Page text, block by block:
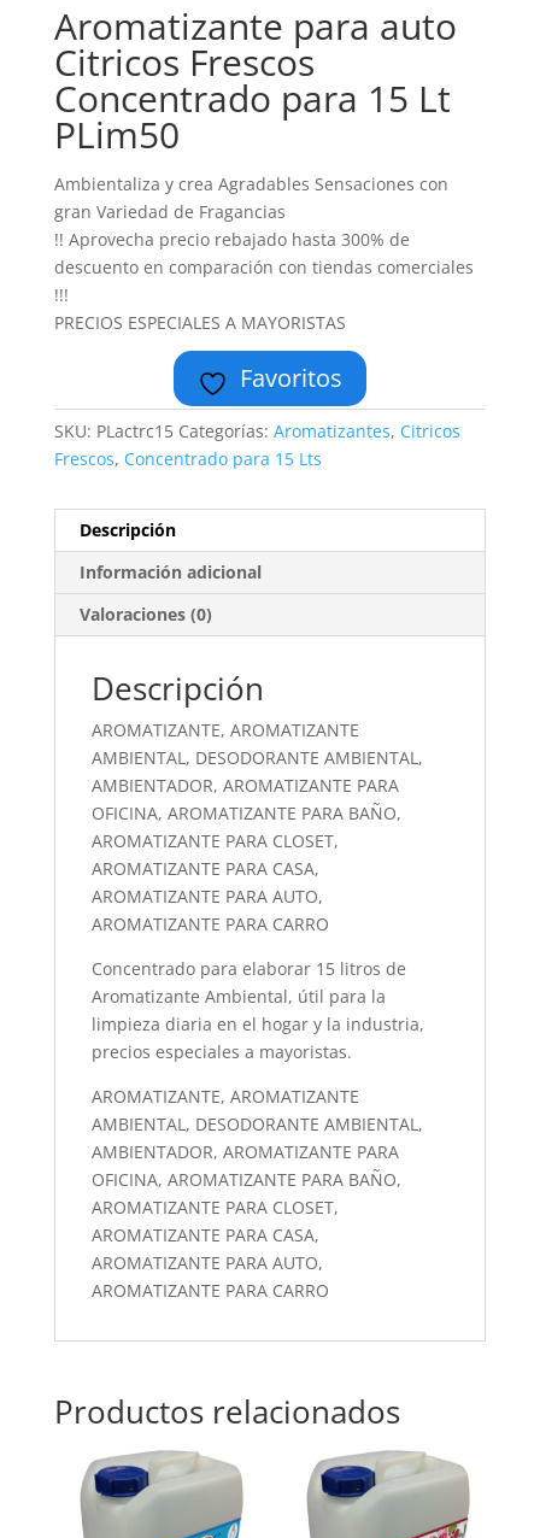
Aromatizante para auto
Citricos Frescos
Concentrado para 15 Lt
PLim50
Ambientaliza y crea Agradables Sensaciones con
gran Variedad de Fragancias
!! Aprovecha precio rebajado hasta 300% de
descuento en comparación con tiendas comerciales
!!!
PRECIOS ESPECIALES A MAYORISTAS
Favoritos
SKU: PLactrc15 Categorías: Aromatizantes, Citricos
Frescos, Concentrado para 15 Lts
Descripción
Información adicional
Valoraciones (0)
Descripción
AROMATIZANTE, AROMATIZANTE
AMBIENTAL, DESODORANTE AMBIENTAL,
AMBIENTADOR, AROMATIZANTE PARA
OFICINA, AROMATIZANTE PARA BAÑO,
AROMATIZANTE PARA CLOSET,
AROMATIZANTE PARA CASA,
AROMATIZANTE PARA AUTO,
AROMATIZANTE PARA CARRO
Concentrado para elaborar 15 litros de
Aromatizante Ambiental, útil para la
limpieza diaria en el hogar y la industria,
precios especiales a mayoristas.
AROMATIZANTE, AROMATIZANTE
AMBIENTAL, DESODORANTE AMBIENTAL,
AMBIENTADOR, AROMATIZANTE PARA
OFICINA, AROMATIZANTE PARA BAÑO,
AROMATIZANTE PARA CLOSET,
AROMATIZANTE PARA CASA,
AROMATIZANTE PARA AUTO,
AROMATIZANTE PARA CARRO
Productos relacionados